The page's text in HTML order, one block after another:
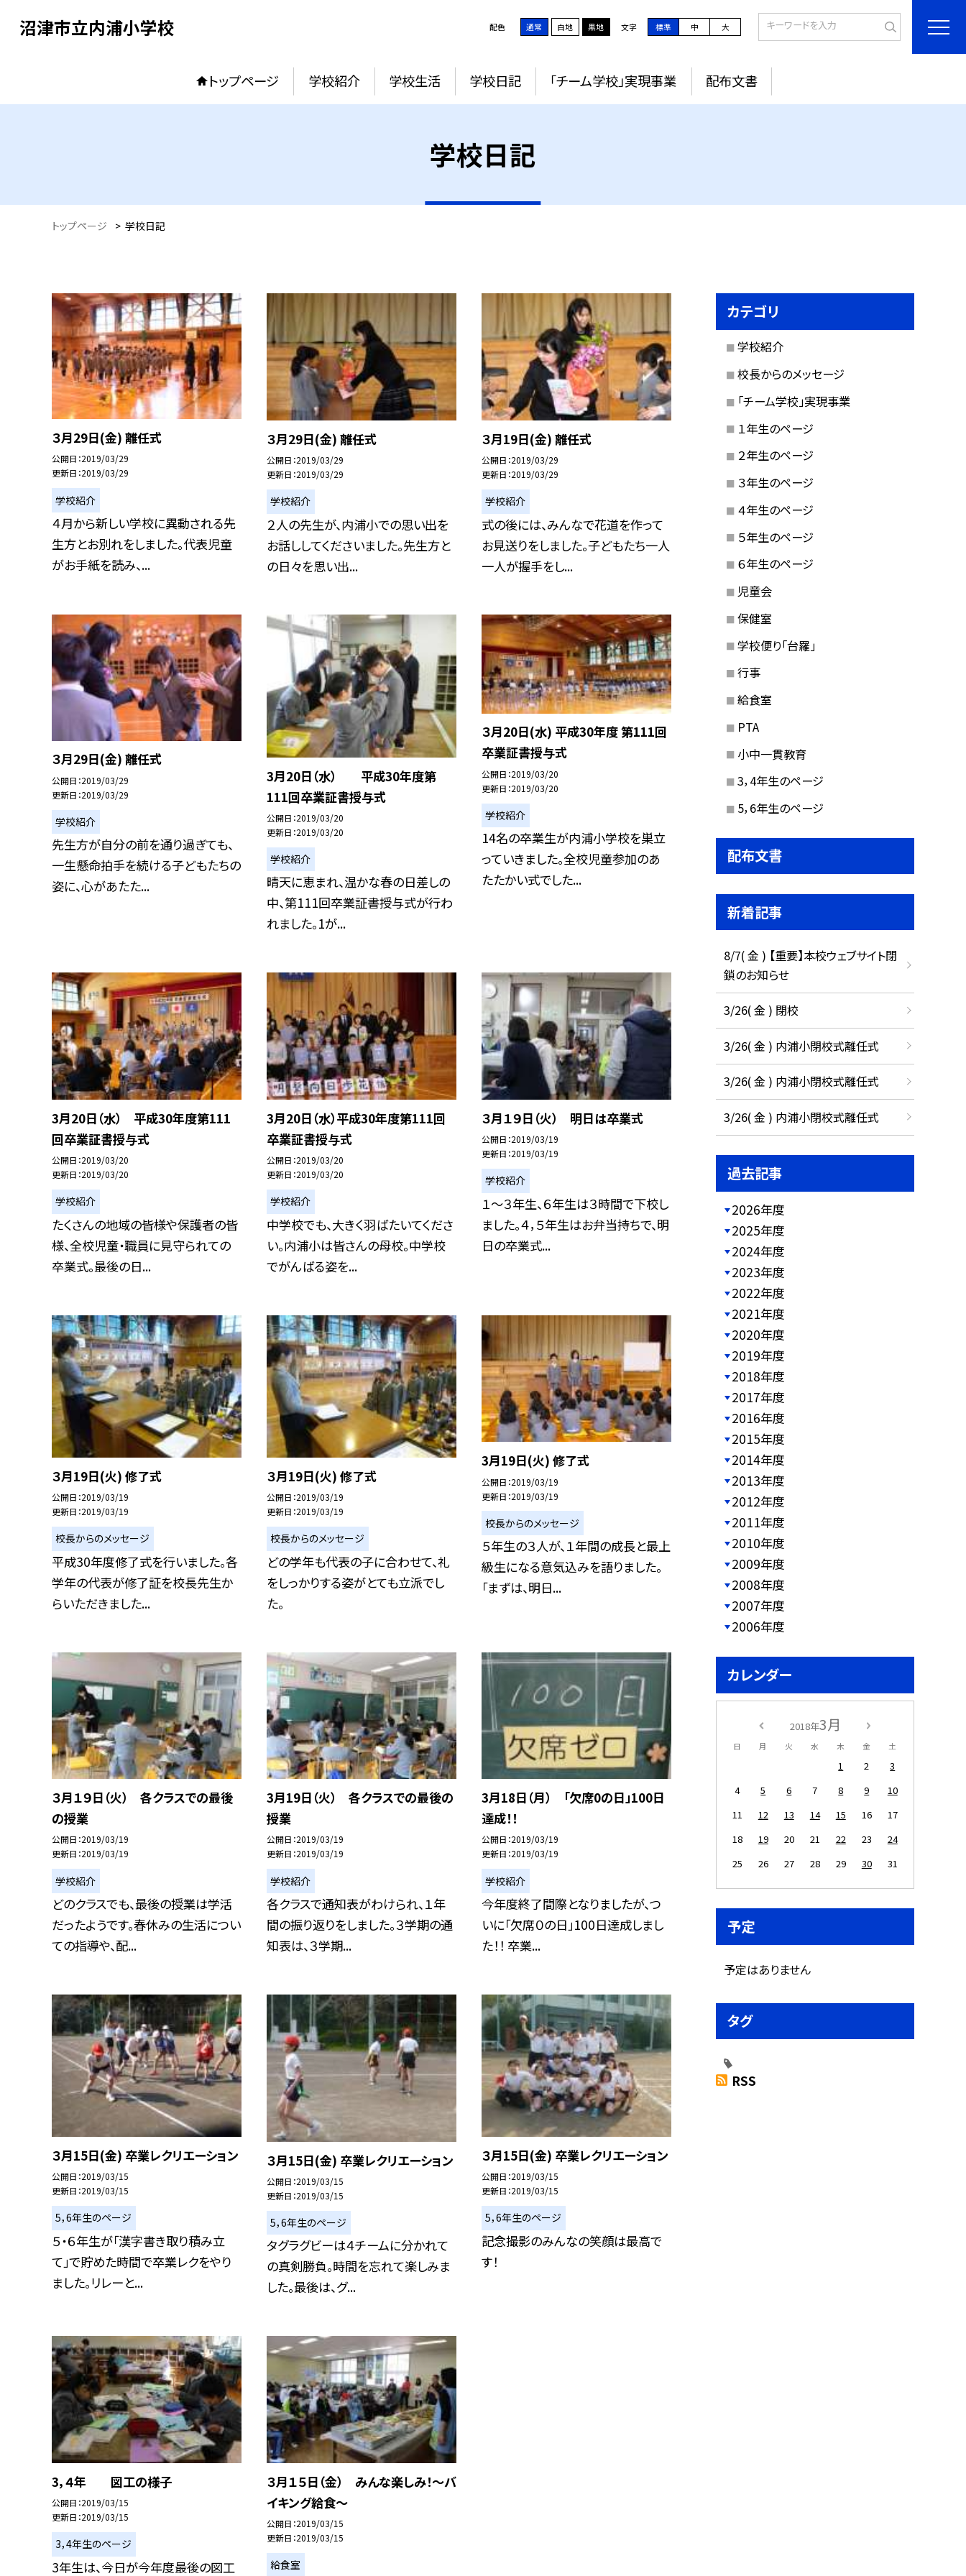
沼津市立内浦小学校 配色 通常 白地 黒地 文字 標準 中 大
トップページ 学校紹介 学校生活 学校日記 「チーム学校」実現事業 配布文書
学校日記
トップページ > 学校日記
３月29日(金) 離任式
公開日 2019/03/29
更新日 2019/03/29
学校紹介
４月から新しい学校に異動される先
生方とお別れをしました。代表児童
がお手紙を読み、...
３月29日(金) 離任式
公開日 2019/03/29
更新日 2019/03/29
学校紹介
２人の先生が、内浦小での思い出を
お話ししてくださいました。先生方と
の日々を思い出...
３月19日(金) 離任式
公開日 2019/03/29
更新日 2019/03/29
学校紹介
式の後には、みんなで花道を作って
お見送りをしました。子どもたち一人
一人が握手をし...
３月29日(金) 離任式
公開日 2019/03/29
更新日 2019/03/29
学校紹介
先生方が自分の前を通り過ぎても、
一生懸命拍手を続ける子どもたちの
姿に、心があたた...
3月20日（水） 平成30年度第
111回卒業証書授与式
公開日 2019/03/20
更新日 2019/03/20
学校紹介
晴天に恵まれ、温かな春の日差しの
中、第111回卒業証書授与式が行わ
れました。1が...
３月20日(水) 平成30年度 第111回
卒業証書授与式
公開日 2019/03/20
更新日 2019/03/20
学校紹介
14名の卒業生が内浦小学校を巣立
っていきました。全校児童参加のあ
たたかい式でした...
3月20日（水） 平成30年度第111
回卒業証書授与式
公開日 2019/03/20
更新日 2019/03/20
学校紹介
たくさんの地域の皆様や保護者の皆
様、全校児童・職員に見守られての
卒業式。最後の日...
3月20日（水）平成30年度第111回
卒業証書授与式
公開日 2019/03/20
更新日 2019/03/20
学校紹介
中学校でも、大きく羽ばたいてくださ
い。内浦小は皆さんの母校。中学校
でがんばる姿を...
３月１９日（火） 明日は卒業式
公開日 2019/03/19
更新日 2019/03/19
学校紹介
１〜３年生、６年生は３時間で下校し
ました。４，５年生はお弁当持ちで、明
日の卒業式...
３月19日(火) 修了式
公開日 2019/03/19
更新日 2019/03/19
校長からのメッセージ
平成30年度修了式を行いました。各
学年の代表が修了証を校長先生か
らいただきました...
３月19日(火) 修了式
公開日 2019/03/19
更新日 2019/03/19
校長からのメッセージ
どの学年も代表の子に合わせて、礼
をしっかりする姿がとても立派でし
た。
3月19日(火) 修了式
公開日 2019/03/19
更新日 2019/03/19
校長からのメッセージ
５年生の３人が、１年間の成長と最上
級生になる意気込みを語りました。
「まずは、明日...
３月１９日（火） 各クラスでの最後
の授業
公開日 2019/03/19
更新日 2019/03/19
学校紹介
どのクラスでも、最後の授業は学活
だったようです。春休みの生活につい
ての指導や、配...
3月19日（火） 各クラスでの最後の
授業
公開日 2019/03/19
更新日 2019/03/19
学校紹介
各クラスで通知表がわけられ、１年
間の振り返りをしました。３学期の通
知表は、３学期...
3月18日（月） 「欠席0の日」100日
達成！！
公開日 2019/03/19
更新日 2019/03/19
学校紹介
今年度終了間際となりましたが、つ
いに「欠席０の日」100日達成しまし
た！！ 卒業...
３月15日(金) 卒業レクリエーション
公開日 2019/03/15
更新日 2019/03/15
5，6年生のページ
５・６年生が「漢字書き取り積み立
て」で貯めた時間で卒業レクをやり
ました。リレーと...
３月15日(金) 卒業レクリエーション
公開日 2019/03/15
更新日 2019/03/15
5，6年生のページ
タグラグビーは４チームに分かれて
の真剣勝負。時間を忘れて楽しみま
した。最後は、グ...
３月15日(金) 卒業レクリエーション
公開日 2019/03/15
更新日 2019/03/15
5，6年生のページ
記念撮影のみんなの笑顔は最高で
す！
3，４年 図工の様子
公開日 2019/03/15
更新日 2019/03/15
3，4年生のページ
3年生は、今日が今年度最後の図工
３月１５日（金） みんな楽しみ！〜バ
イキング給食〜
公開日 2019/03/15
更新日 2019/03/15
給食室
カテゴリ
学校紹介
校長からのメッセージ
「チーム学校」実現事業
１年生のページ
２年生のページ
３年生のページ
４年生のページ
５年生のページ
６年生のページ
児童会
保健室
学校便り「台羅」
行事
給食室
PTA
小中一貫教育
3，4年生のページ
5，6年生のページ
配布文書
新着記事
8/7( 金 ) 【重要】本校ウェブサイト閉
鎖のお知らせ
3/26( 金 ) 閉校
3/26( 金 ) 内浦小閉校式離任式
3/26( 金 ) 内浦小閉校式離任式
3/26( 金 ) 内浦小閉校式離任式
過去記事
2026年度
2025年度
2024年度
2023年度
2022年度
2021年度
2020年度
2019年度
2018年度
2017年度
2016年度
2015年度
2014年度
2013年度
2012年度
2011年度
2010年度
2009年度
2008年度
2007年度
2006年度
カレンダー
2018年3月
日 月 火 水 木 金 土
1 2
3
4
5 6 7 8 9
10
11
12 13 14 15 16
17
18
19 20 21 22 23
24
25
26 27 28 29 30 31
予定
予定はありません
タグ
RSS